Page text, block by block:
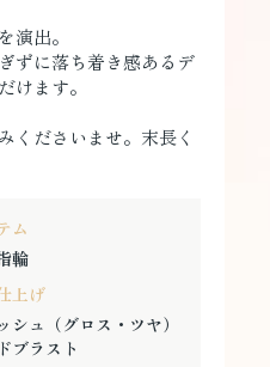
演出。
ずに落ち着き感あるデ
けます。
くださいませ。末長く
ム
輪
上げ
シュ（グロス・ツヤ）
ブラスト